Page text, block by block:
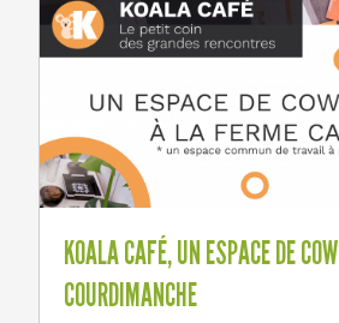
KOALA CAFÉ, UN ESPACE DE
COURDIMANCHE